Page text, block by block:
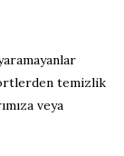
temizlik
veya